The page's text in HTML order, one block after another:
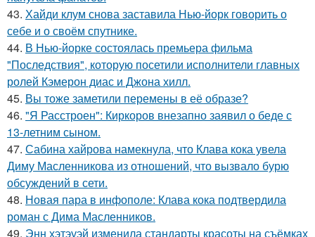
43. Хайди клум снова заставила Нью-йорк говорить о
себе и о своём спутнике.
44. В Нью-йорке состоялась премьера фильма
"Последствия", которую посетили исполнители главных
ролей Кэмерон диас и Джона хилл.
45. Вы тоже заметили перемены в её образе?
46. "Я Расстроен": Киркоров внезапно заявил о беде с
13-летним сыном.
47. Сабина хайрова намекнула, что Клава кока увела
Диму Масленникова из отношений, что вызвало бурю
обсуждений в сети.
48. Новая пара в инфополе: Клава кока подтвердила
роман с Дима Масленников.
49. Энн хэтэуэй изменила стандарты красоты на съёмках